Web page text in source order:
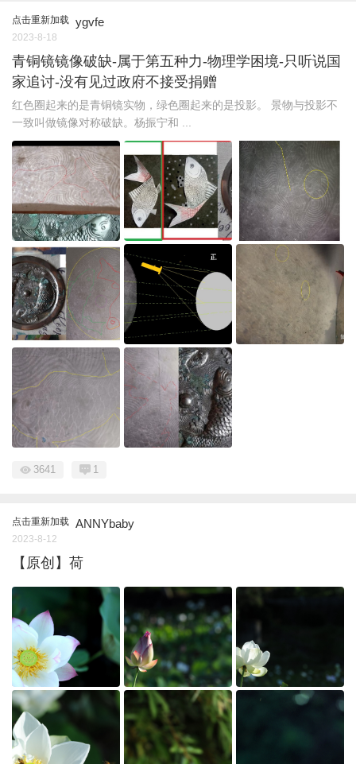
点击重新加载 ygvfe
2023-8-18
青铜镜镜像破缺-属于第五种力-物理学困境-只听说国
家追讨-没有见过政府不接受捐赠
红色圈起来的是青铜镜实物，绿色圈起来的是投影。 景物与投影不
一致叫做镜像对称破缺。杨振宁和 ...
3641 1
点击重新加载 ANNYbaby
2023-8-12
【原创】荷